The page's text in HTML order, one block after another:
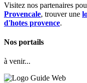
Visitez nos partenaires
Provencale, trouver une
d'hotes provence.
Nos portails
à venir...